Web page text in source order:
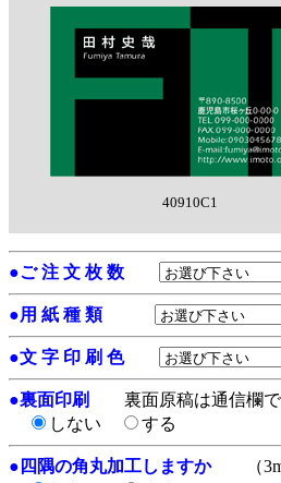
40910C1
●ご 注 文 枚 数
●用 紙 種 類
●文 字 印 刷 色
●裏面印刷
裏面原稿は通信欄
しない
する
● 四隅の角丸加工しますか （